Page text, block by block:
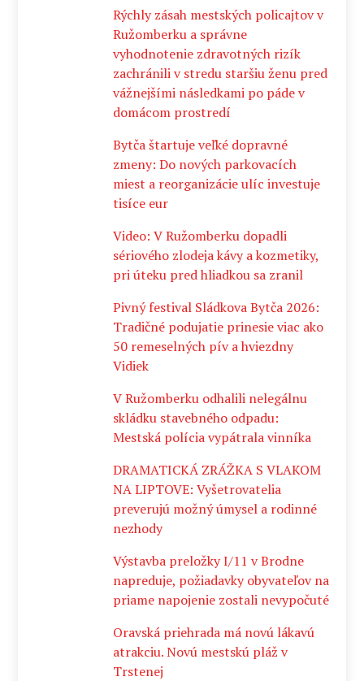
Rýchly zásah mestských policajtov v
Ružomberku a správne
vyhodnotenie zdravotných rizík
zachránili v stredu staršiu ženu pred
vážnejšími následkami po páde v
domácom prostredí
Bytča štartuje veľké dopravné
zmeny: Do nových parkovacích
miest a reorganizácie ulíc investuje
tisíce eur
Video: V Ružomberku dopadli
sériového zlodeja kávy a kozmetiky,
pri úteku pred hliadkou sa zranil
Pivný festival Sládkova Bytča 2026:
Tradičné podujatie prinesie viac ako
50 remeselných pív a hviezdny
Vidiek
V Ružomberku odhalili nelegálnu
skládku stavebného odpadu:
Mestská polícia vypátrala vinníka
DRAMATICKÁ ZRÁŽKA S VLAKOM
NA LIPTOVE: Vyšetrovatelia
preverujú možný úmysel a rodinné
nezhody
Výstavba preložky I/11 v Brodne
napreduje, požiadavky obyvateľov na
priame napojenie zostali nevypočuté
Oravská priehrada má novú lákavú
atrakciu. Novú mestskú pláž v
Trstenej